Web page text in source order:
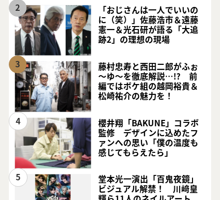
2
「おじさんは一人でいいの
に（笑）」佐藤浩市＆遠藤
憲一＆光石研が語る「大追
跡2」の理想の現場
3
藤村忠寿と西田二郎がふぉ
～ゆ～を徹底解説…!? 前
編ではボケ組の越岡裕貴＆
松崎祐介の魅力を！
4
櫻井翔「BAKUNE」コラボ
監修 デザインに込めたフ
ァンへの思い「僕の温度も
感じてもらえたら」
5
堂本光一演出「百鬼夜鏡」
ビジュアル解禁！ 川﨑皇